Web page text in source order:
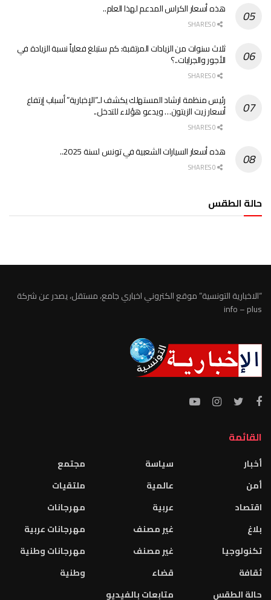
هذه أسعار الكراس المدعم لهذا العام..
ثلاث سنوات من الزيادات المرتقبة: كم ستبلغ فعلياً نسبة الزيادة في
الأجور والجرايات..؟
رئيس منظمة ارشاد المستهلك يكشف لـ”الإخبارية” أسباب إرتفاع
أسعار زيت الزيتون… ويدعو هؤلاء للتدخل..
هذه أسعار السيارات الشعبية في تونس لسنة 2025..
حالة الطقس
“الاخبارية التونسية” موقع الكتروني اخباري جامع، مستقل، يصدر عن شركة
info – plus
القائمة
أخبار
أمن
اقتصاد
بلاغ
تكنولوجيا
ثقافة
حالة الطقس
سياسة
عالمية
عربية
غير مصنف
غير مصنف
قضاء
متابعات بالفيديو
مجتمع
ملتقيات
مهرجانات
مهرجانات عربية
مهرجانات وطنية
وطنية